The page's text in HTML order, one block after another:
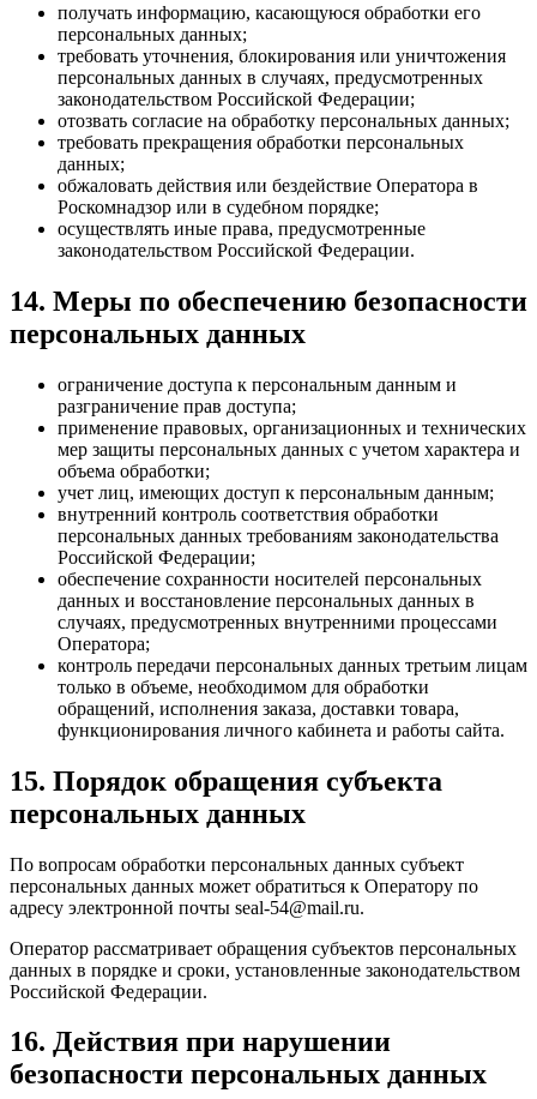
получать информацию, касающуюся обработки его
персональных данных;
требовать уточнения, блокирования или уничтожения
персональных данных в случаях, предусмотренных
законодательством Российской Федерации;
отозвать согласие на обработку персональных данных;
требовать прекращения обработки персональных
данных;
обжаловать действия или бездействие Оператора в
Роскомнадзор или в судебном порядке;
осуществлять иные права, предусмотренные
законодательством Российской Федерации.
14. Меры по обеспечению безопасности
персональных данных
ограничение доступа к персональным данным и
разграничение прав доступа;
применение правовых, организационных и технических
мер защиты персональных данных с учетом характера и
объема обработки;
учет лиц, имеющих доступ к персональным данным;
внутренний контроль соответствия обработки
персональных данных требованиям законодательства
Российской Федерации;
обеспечение сохранности носителей персональных
данных и восстановление персональных данных в
случаях, предусмотренных внутренними процессами
Оператора;
контроль передачи персональных данных третьим лицам
только в объеме, необходимом для обработки
обращений, исполнения заказа, доставки товара,
функционирования личного кабинета и работы сайта.
15. Порядок обращения субъекта
персональных данных
По вопросам обработки персональных данных субъект
персональных данных может обратиться к Оператору по
адресу электронной почты seal-54@mail.ru.
Оператор рассматривает обращения субъектов персональных
данных в порядке и сроки, установленные законодательством
Российской Федерации.
16. Действия при нарушении
безопасности персональных данных